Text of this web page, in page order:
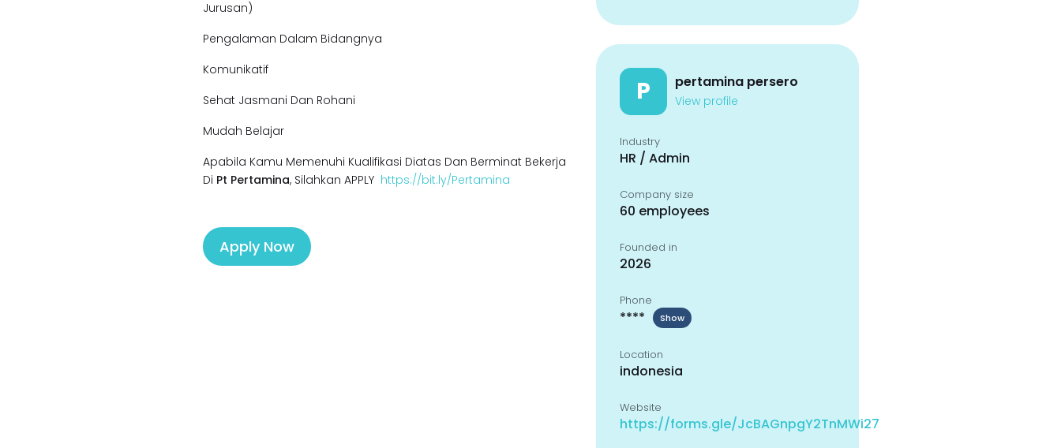
Jurusan)
Pengalaman Dalam Bidangnya
Komunikatif
Sehat Jasmani Dan Rohani
Mudah Belajar
Apabila Kamu Memenuhi Kualifikasi Diatas Dan Berminat Bekerja
Di Pt Pertamina, Silahkan APPLY https://bit.ly/Pertamina
Apply Now
P pertamina persero
View profile
Industry
HR / Admin
Company size
60 employees
Founded in
2026
Phone
**** Show
Location
indonesia
Website
https://forms.gle/JcBAGnpgY2TnMWi27